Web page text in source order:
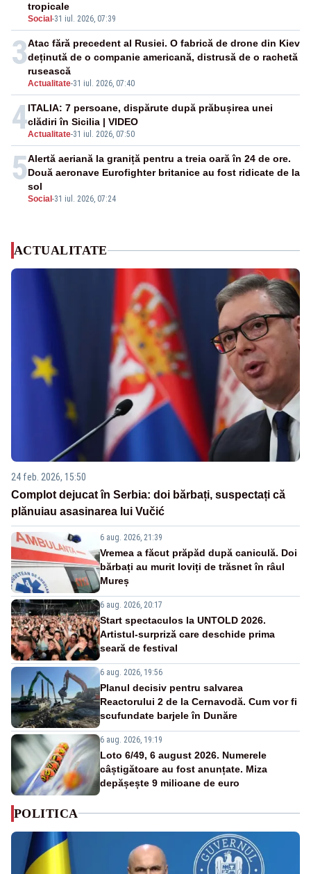
Social -31 iul. 2026, 07:39
tropicale
3
Actualitate-31 iul. 2026, 07:40
Atac fără precedent al Rusiei. O fabrică de drone din Kiev
deținută de o companie americană, distrusă de o rachetă
rusească
4Actualitate-31 iul. 2026, 07:50
ITALIA: 7 persoane, dispărute după prăbușirea unei
clădiri în Sicilia | VIDEO
5
Social -31 iul. 2026, 07:24
Alertă aeriană la graniță pentru a treia oară în 24 de ore.
Două aeronave Eurofighter britanice au fost ridicate de la
sol
ACTUALITATE
24 feb. 2026, 15:50
Complot dejucat în Serbia: doi bărbați, suspectați că
plănuiau asasinarea lui Vučić
6 aug. 2026, 21:39
Vremea a făcut prăpăd după caniculă. Doi
bărbați au murit loviți de trăsnet în râul
Mureș
6 aug. 2026, 20:17
Start spectaculos la UNTOLD 2026.
Artistul-surpriză care deschide prima
seară de festival
6 aug. 2026, 19:56
Planul decisiv pentru salvarea
Reactorului 2 de la Cernavodă. Cum vor fi
scufundate barjele în Dunăre
6 aug. 2026, 19:19
Loto 6/49, 6 august 2026. Numerele
câștigătoare au fost anunțate. Miza
depășește 9 milioane de euro
POLITICA